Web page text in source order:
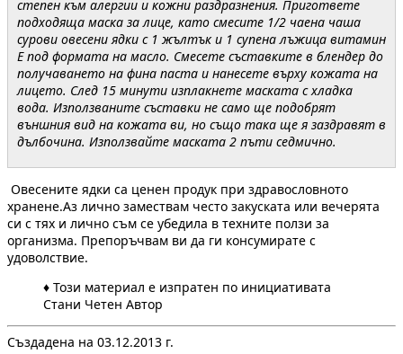
степен към алергии и кожни раздразнения. Пригответе
подходяща маска за лице, като смесите 1/2 чаена чаша
сурови овесени ядки с 1 жълтък и 1 супена лъжица витамин
Е под формата на масло. Смесете съставките в блендер до
получаването на фина паста и нанесете върху кожата на
лицето. След 15 минути изплакнете маската с хладка
вода. Използваните съставки не само ще подобрят
външния вид на кожата ви, но също така ще я заздравят в
дълбочина. Използвайте маската 2 пъти седмично.
Овесените ядки са ценен продук при здравословното
хранене.Аз лично замествам често закуската или вечерята
си с тях и лично съм се убедила в техните ползи за
организма. Препоръчвам ви да ги консумирате с
удоволствие.
♦ Този материал е изпратен по инициативата
Стани Четен Автор
Създадена на 03.12.2013 г.